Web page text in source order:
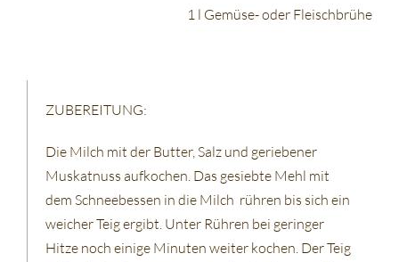
1 l Gemüse- oder Fleischbrühe
ZUBEREITUNG:
Die Milch mit der Butter, Salz und geriebener
Muskatnuss aufkochen. Das gesiebte Mehl mit
dem Schneebessen in die Milch rühren bis sich ein
weicher Teig ergibt. Unter Rühren bei geringer
Hitze noch einige Minuten weiter kochen. Der Teig